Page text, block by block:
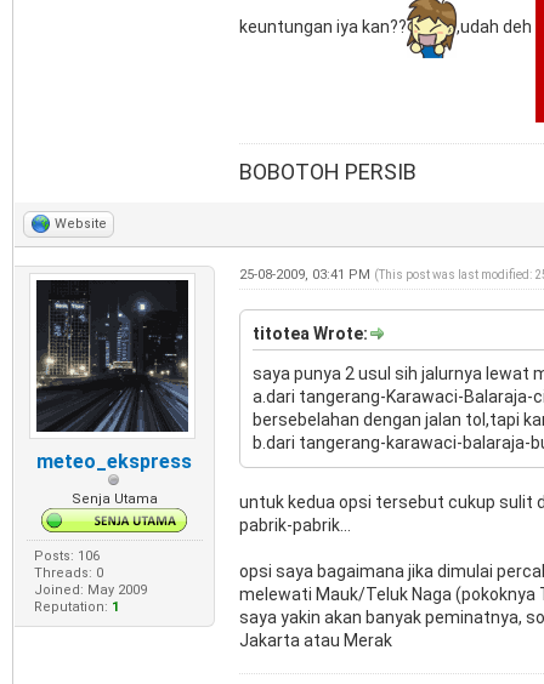
keuntungan iya kan?? ,udah deh
BOBOTOH PERSIB
Website
meteo_ekspress
Senja Utama
Posts: 106
Threads: 0
Joined: May 2009
Reputation: 1
25-08-2009, 03:41 PM (This post was last modified:
titotea Wrote:
saya punya 2 usul sih jalurnya lewat
a.dari tangerang-Karawaci-Balaraja-
bersebelahan dengan jalan tol,tapi
b.dari tangerang-karawaci-balaraja-
untuk kedua opsi tersebut cukup sulit
pabrik-pabrik...
opsi saya bagaimana jika dimulai
melewati Mauk/Teluk Naga
saya yakin akan banyak peminatnya,
Jakarta atau Merak